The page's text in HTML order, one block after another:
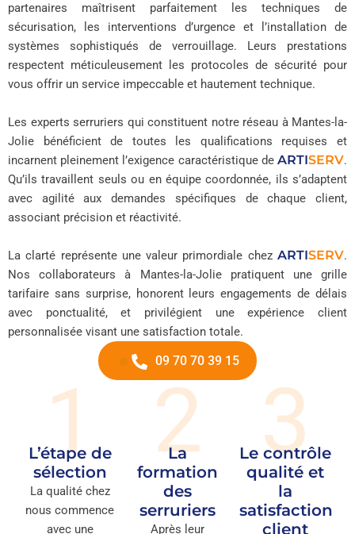
partenaires maîtrisent parfaitement les techniques de
sécurisation, les interventions d’urgence et l’installation de
systèmes sophistiqués de verrouillage. Leurs prestations
respectent méticuleusement les protocoles de sécurité pour
vous offrir un service impeccable et hautement technique.
Les experts serruriers qui constituent notre réseau à Mantes-la-
Jolie bénéficient de toutes les qualifications requises et
incarnent pleinement l’exigence caractéristique de ARTISERV.
Qu’ils travaillent seuls ou en équipe coordonnée, ils s’adaptent
avec agilité aux demandes spécifiques de chaque client,
associant précision et réactivité.
La clarté représente une valeur primordiale chez ARTISERV.
Nos collaborateurs à Mantes-la-Jolie pratiquent une grille
tarifaire sans surprise, honorent leurs engagements de délais
avec ponctualité, et privilégient une expérience client
personnalisée visant une satisfaction totale.
09 70 70 39 15
1
L’étape de
sélection
La qualité chez
nous commence
avec une
2
La
formation
des
serruriers
Après leur
3
Le contrôle
qualité et
la
satisfaction
client